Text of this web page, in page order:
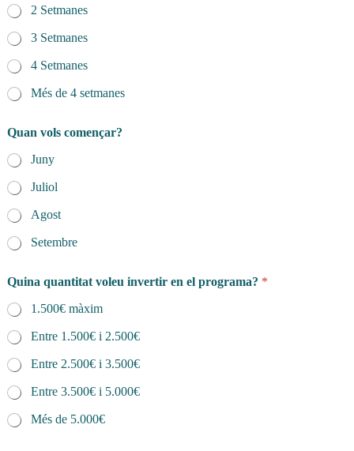
a
v
o
l
e
u
d
2 Setmanes
3 Setmanes
4 Setmanes
Més de 4 setmanes
Quan vols començar?
Juny
Juliol
Agost
Setembre
Quina quantitat voleu invertir en el programa? *
1.500€ màxim
Entre 1.500€ i 2.500€
Entre 2.500€ i 3.500€
Entre 3.500€ i 5.000€
Més de 5.000€